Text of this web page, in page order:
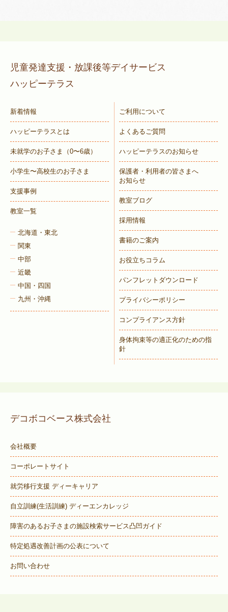
児童発達支援・放課後等デイサービス
ハッピーテラス
新着情報
ハッピーテラスとは
未就学のお子さま （0〜6歳）
小学生〜高校生のお子さま
支援事例
教室一覧
北海道・東北
関東
中部
近畿
中国・四国
九州・沖縄
ご利用について
よくあるご質問
ハッピーテラスのお知らせ
保護者・利用者の皆さまへ
お知らせ
教室ブログ
採用情報
書籍のご案内
お役立ちコラム
パンフレットダウンロード
プライバシーポリシー
コンプライアンス方針
身体拘束等の適正化のための指
針
デコボコベース株式会社
会社概要
コーポレートサイト
就労移行支援 ディーキャリア
自立訓練(生活訓練) ディーエンカレッジ
障害のあるお子さまの施設検索サービス凸凹ガイド
特定処遇改善計画の公表について
お問い合わせ